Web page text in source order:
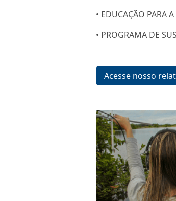
• EDUCAÇÃO PARA
• PROGRAMA DE
Acesse nosso